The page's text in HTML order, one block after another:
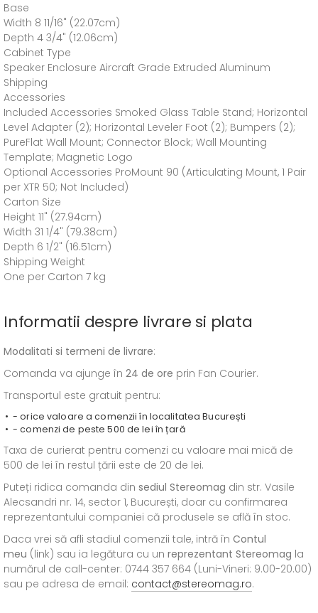
Base
Width 8 11/16" (22.07cm)
Depth 4 3/4" (12.06cm)
Cabinet Type
Speaker Enclosure Aircraft Grade Extruded Aluminum
Shipping
Accessories
Included Accessories Smoked Glass Table Stand; Horizontal
Level Adapter (2); Horizontal Leveler Foot (2); Bumpers (2);
PureFlat Wall Mount; Connector Block; Wall Mounting
Template; Magnetic Logo
Optional Accessories ProMount 90 (Articulating Mount, 1 Pair
per XTR 50; Not Included)
Carton Size
Height 11" (27.94cm)
Width 31 1/4" (79.38cm)
Depth 6 1/2" (16.51cm)
Shipping Weight
One per Carton 7 kg
Informatii despre livrare si plata
Modalitati si termeni de livrare:
Comanda va ajunge în 24 de ore prin Fan Courier.
Transportul este gratuit pentru:
- orice valoare a comenzii în localitatea București
- comenzi de peste 500 de lei în țară
Taxa de curierat pentru comenzi cu valoare mai mică de
500 de lei în restul țării este de 20 de lei.
Puteți ridica comanda din sediul Stereomag din str. Vasile
Alecsandri nr. 14, sector 1, București, doar cu confirmarea
reprezentantului companiei că produsele se află în stoc.
Daca vrei să afli stadiul comenzii tale, intră în Contul
meu (link) sau ia legătura cu un reprezentant Stereomag la
numărul de call-center: 0744 357 664 (Luni-Vineri: 9.00-20.00)
sau pe adresa de email: contact@stereomag.ro.